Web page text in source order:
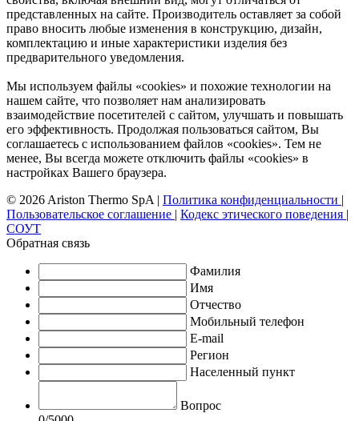
представленных на сайте. Производитель оставляет за собой
право вносить любые изменения в конструкцию, дизайн,
комплектацию и иные характеристики изделия без
предварительного уведомления.
Мы используем файлы «cookies» и похожие технологии на
нашем сайте, что позволяет нам анализировать
взаимодействие посетителей с сайтом, улучшать и повышать
его эффективность. Продолжая пользоваться сайтом, Вы
соглашаетесь с использованием файлов «cookies». Тем не
менее, Вы всегда можете отключить файлы «cookies» в
настройках Вашего браузера.
© 2026 Ariston Thermo SpA | Политика конфиденциальности |
Пользовательское соглашение | Кодекс этического поведения |
СОУТ
Обратная связь
Фамилия
Имя
Отчество
Мобильный телефон
E-mail
Регион
Населенный пункт
Вопрос